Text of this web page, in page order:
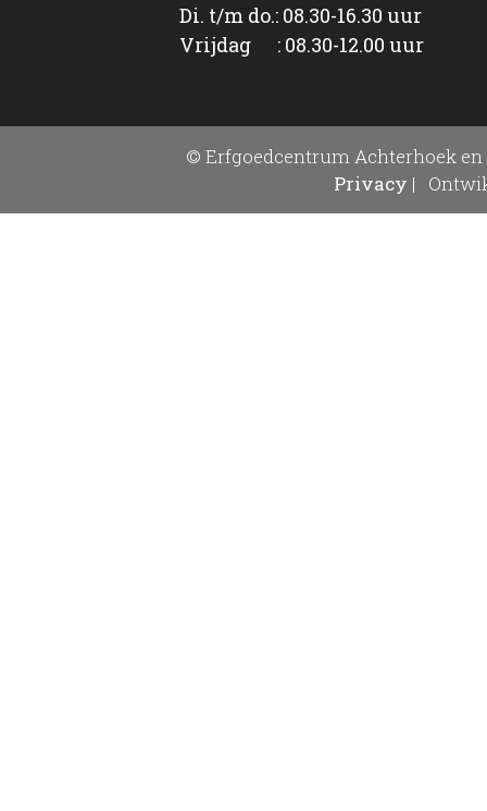
Di. t/m do.: 08.30-16.30 uur
Vrijdag : 08.30-12.00 uur
© Erfgoedcentrum Achterhoek en
Privacy |